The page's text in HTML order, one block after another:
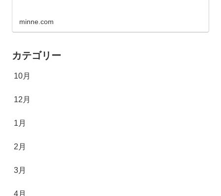
minne.com
カテゴリー
10月
12月
1月
2月
3月
4月